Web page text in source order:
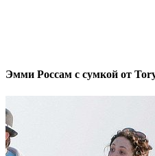
Эмми Россам c сумкой от